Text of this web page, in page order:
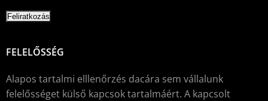
FELELŐSSÉG
Alapos tartalmi elllenőrzés dacára sem vállalunk
felelősséget külső kapcsok tartalmáért. A kapcsolt